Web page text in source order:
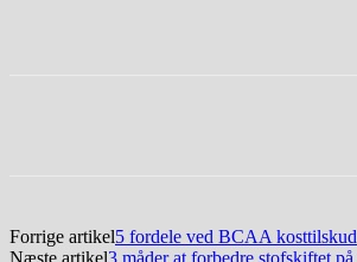
Forrige artikel5 fordele ved BCAA kosttilskud